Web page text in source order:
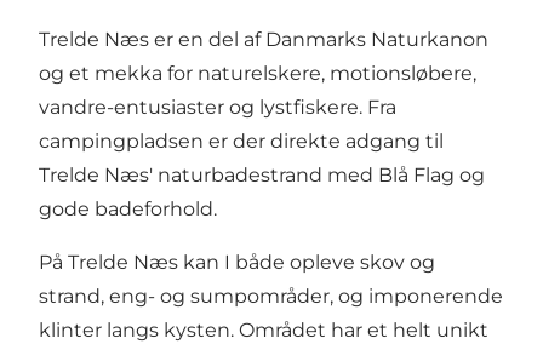
Trelde Næs er en del af Danmarks Naturkanon
og et mekka for naturelskere, motionsløbere,
vandre-entusiaster og lystfiskere. Fra
campingpladsen er der direkte adgang til
Trelde Næs' naturbadestrand med Blå Flag og
gode badeforhold.
På Trelde Næs kan I både opleve skov og
strand, eng- og sumpområder, og imponerende
klinter langs kysten. Området har et helt unikt